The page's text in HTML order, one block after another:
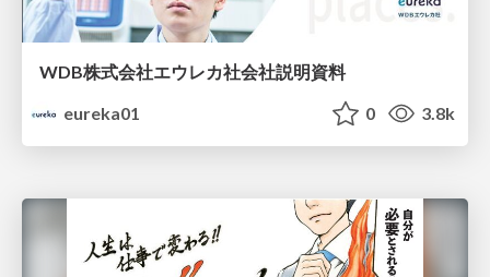
WDB株式会社エウレカ社会社説明資料
eureka01
0 3.8k